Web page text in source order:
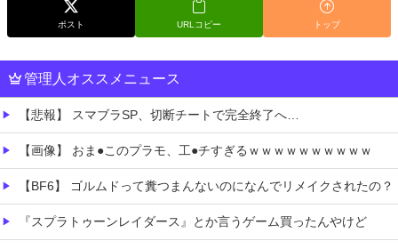
ポスト URLコピー トップ
管理人オススメニュース
【悲報】 スマブラSP、切断チートで完全終了へ…
【画像】 おま●このプラモ、工●チすぎるｗｗｗｗｗｗｗｗｗｗ
【BF6】 ゴルムドって糞つまんないのになんでリメイクされたの？
『スプラトゥーンレイダース』とか言うゲーム買ったんやけど